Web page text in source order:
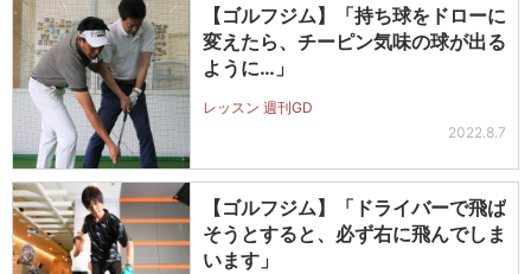
【ゴルフジム】「持ち球をドローに
変えたら、チーピン気味の球が出る
ように…」
レッスン 週刊GD
2022.8.7
【ゴルフジム】「ドライバーで飛ば
そうとすると、必ず右に飛んでしま
います」